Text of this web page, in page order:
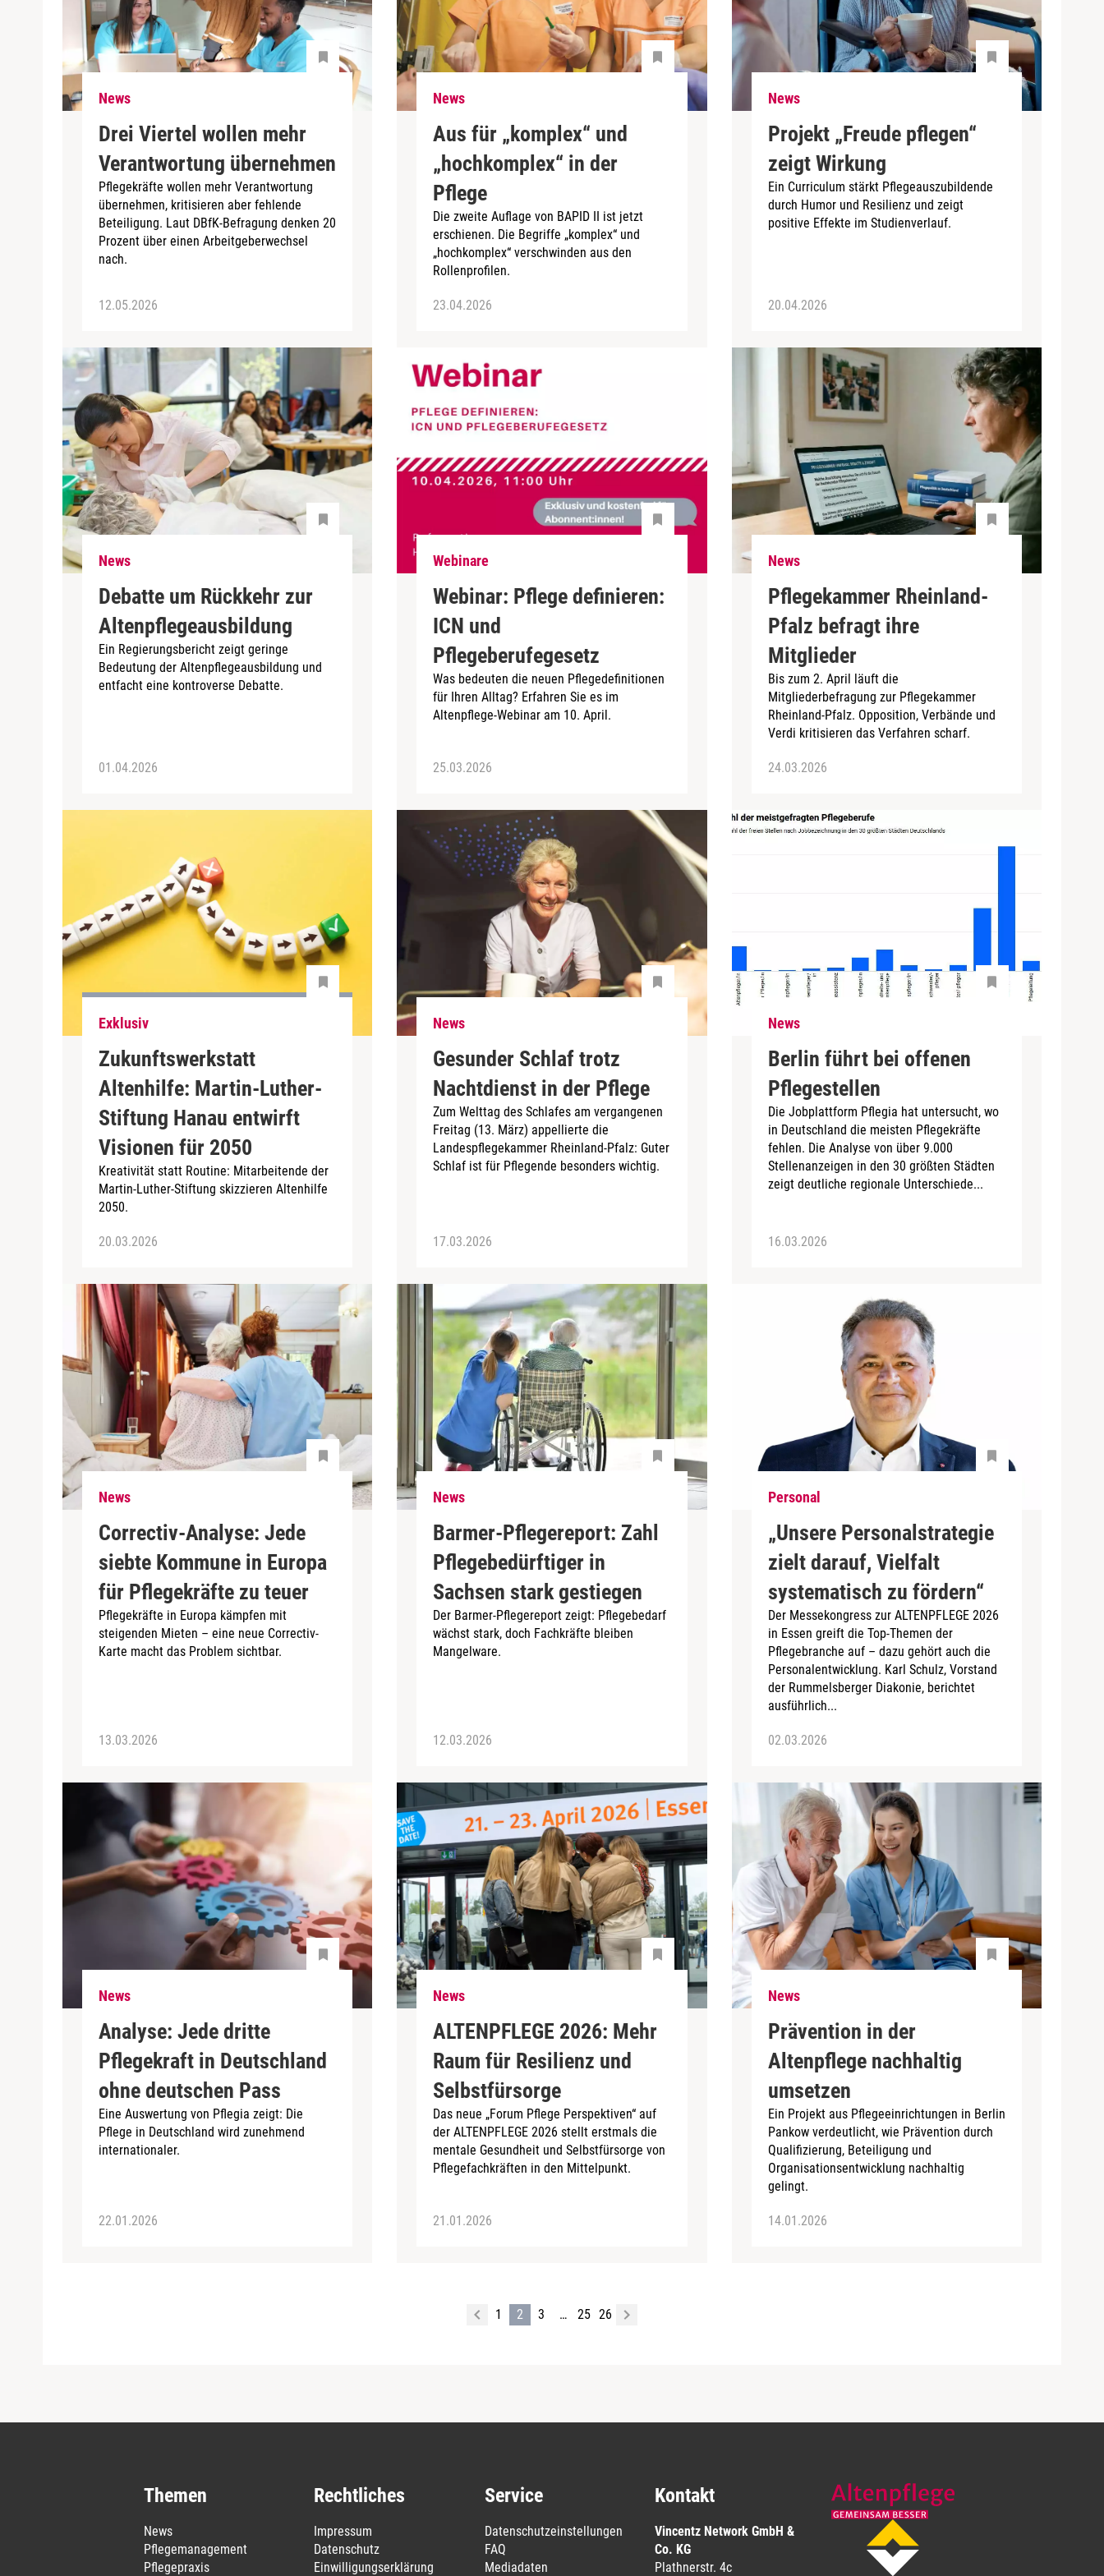
News
Drei Viertel wollen mehr
Verantwortung übernehmen
Pflegekräfte wollen mehr Verantwortung
übernehmen, kritisieren aber fehlende
Beteiligung. Laut DBfK-Befragung denken 20
Prozent über einen Arbeitgeberwechsel
nach.
12.05.2026
News
Aus für „komplex“ und
„hochkomplex“ in der
Pflege
Die zweite Auflage von BAPID II ist jetzt
erschienen. Die Begriffe „komplex“ und
„hochkomplex“ verschwinden aus den
Rollenprofilen.
23.04.2026
News
Projekt „Freude pflegen“
zeigt Wirkung
Ein Curriculum stärkt Pflegeauszubildende
durch Humor und Resilienz und zeigt
positive Effekte im Studienverlauf.
20.04.2026
News
Debatte um Rückkehr zur
Altenpflegeausbildung
Ein Regierungsbericht zeigt geringe
Bedeutung der Altenpflegeausbildung und
entfacht eine kontroverse Debatte.
01.04.2026
Webinare
Webinar: Pflege definieren:
ICN und
Pflegeberufegesetz
Was bedeuten die neuen Pflegedefinitionen
für Ihren Alltag? Erfahren Sie es im
Altenpflege-Webinar am 10. April.
25.03.2026
News
Pflegekammer Rheinland-
Pfalz befragt ihre
Mitglieder
Bis zum 2. April läuft die
Mitgliederbefragung zur Pflegekammer
Rheinland-Pfalz. Opposition, Verbände und
Verdi kritisieren das Verfahren scharf.
24.03.2026
Exklusiv
Zukunftswerkstatt
Altenhilfe: Martin-Luther-
Stiftung Hanau entwirft
Visionen für 2050
Kreativität statt Routine: Mitarbeitende der
Martin-Luther-Stiftung skizzieren Altenhilfe
2050.
20.03.2026
News
Gesunder Schlaf trotz
Nachtdienst in der Pflege
Zum Welttag des Schlafes am vergangenen
Freitag (13. März) appellierte die
Landespflegekammer Rheinland-Pfalz: Guter
Schlaf ist für Pflegende besonders wichtig.
17.03.2026
News
Berlin führt bei offenen
Pflegestellen
Die Jobplattform Pflegia hat untersucht, wo
in Deutschland die meisten Pflegekräfte
fehlen. Die Analyse von über 9.000
Stellenanzeigen in den 30 größten Städten
zeigt deutliche regionale Unterschiede...
16.03.2026
News
Correctiv-Analyse: Jede
siebte Kommune in Europa
für Pflegekräfte zu teuer
Pflegekräfte in Europa kämpfen mit
steigenden Mieten – eine neue Correctiv-
Karte macht das Problem sichtbar.
13.03.2026
News
Barmer-Pflegereport: Zahl
Pflegebedürftiger in
Sachsen stark gestiegen
Der Barmer-Pflegereport zeigt: Pflegebedarf
wächst stark, doch Fachkräfte bleiben
Mangelware.
12.03.2026
Personal
„Unsere Personalstrategie
zielt darauf, Vielfalt
systematisch zu fördern“
Der Messekongress zur ALTENPFLEGE 2026
in Essen greift die Top-Themen der
Pflegebranche auf – dazu gehört auch die
Personalentwicklung. Karl Schulz, Vorstand
der Rummelsberger Diakonie, berichtet
ausführlich...
02.03.2026
News
Analyse: Jede dritte
Pflegekraft in Deutschland
ohne deutschen Pass
Eine Auswertung von Pflegia zeigt: Die
Pflege in Deutschland wird zunehmend
internationaler.
22.01.2026
News
ALTENPFLEGE 2026: Mehr
Raum für Resilienz und
Selbstfürsorge
Das neue „Forum Pflege Perspektiven“ auf
der ALTENPFLEGE 2026 stellt erstmals die
mentale Gesundheit und Selbstfürsorge von
Pflegefachkräften in den Mittelpunkt.
21.01.2026
News
Prävention in der
Altenpflege nachhaltig
umsetzen
Ein Projekt aus Pflegeeinrichtungen in Berlin
Pankow verdeutlicht, wie Prävention durch
Qualifizierung, Beteiligung und
Organisationsentwicklung nachhaltig
gelingt.
14.01.2026
1 2 3 … 25 26
Themen
News
Pflegemanagement
Pflegepraxis
Rechtliches
Impressum
Datenschutz
Einwilligungserklärung
Service
Datenschutzeinstellungen
FAQ
Mediadaten
Kontakt
Vincentz Network GmbH &
Co. KG
Plathnerstr. 4c